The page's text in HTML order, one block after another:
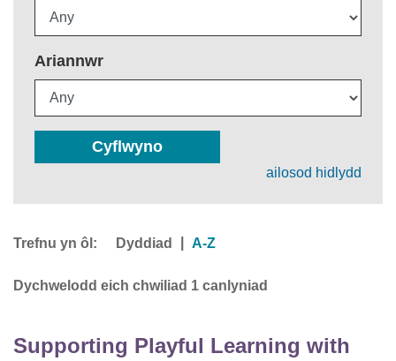
Ariannwr
Cyflwyno
ailosod hidlydd
Trefnu yn ôl: Dyddiad A-Z
Dychwelodd eich chwiliad 1 canlyniad
Supporting Playful Learning with